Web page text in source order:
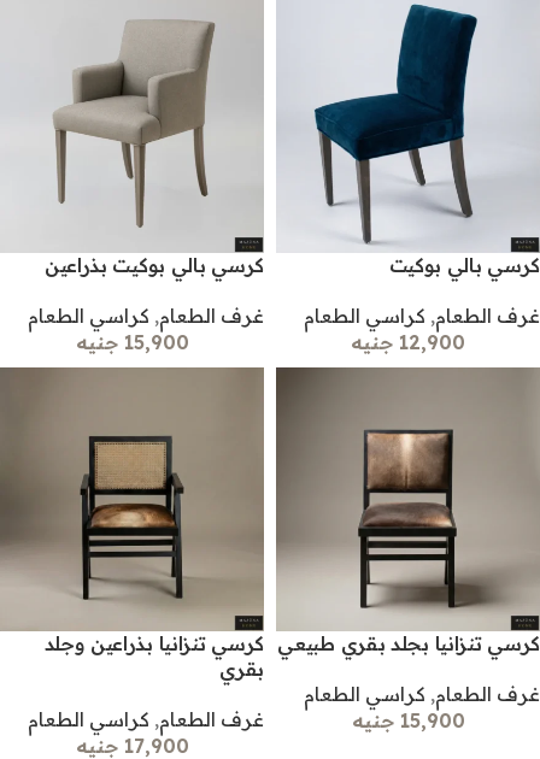
كرسي بالي بوكيت
غرف الطعام, كراسي الطعام
12,900 جنيه
كرسي بالي بوكيت بذراعين
غرف الطعام, كراسي الطعام
15,900 جنيه
كرسي تنزانيا بجلد بقري طبيعي
غرف الطعام, كراسي الطعام
15,900 جنيه
كرسي تنزانيا بذراعين وجلد
بقري
غرف الطعام, كراسي الطعام
17,900 جنيه